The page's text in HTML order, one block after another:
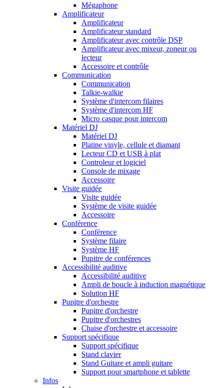
Mégaphone
Amplificateur
Amplificateur
Amplificateur standard
Amplificateur avec contrôle DSP
Amplificateur avec mixeur, zoneur ou
lecteur
Accessoire et contrôle
Communication
Communication
Talkie-walkie
Système d'intercom filaires
Système d'intercom HF
Micro casque pour intercom
Matériel DJ
Matériel DJ
Platine vinyle, cellule et diamant
Lecteur CD et USB à plat
Controleur et logiciel
Console de mixage
Accessoire
Visite guidée
Visite guidée
Système de visite guidée
Accessoire
Conférence
Conférence
Système filaire
Système HF
Pupitre de conférences
Accessibilité auditive
Accessibilité auditive
Ampli de boucle à induction magnétique
Solution HF
Pupitre d'orchestre
Pupitre d'orchestre
Pupitre d'orchestres
Chaise d'orchestre et accessoire
Support spécifique
Support spécifique
Stand clavier
Stand Guitare et ampli guitare
Support pour smartphone et tablette
Infos